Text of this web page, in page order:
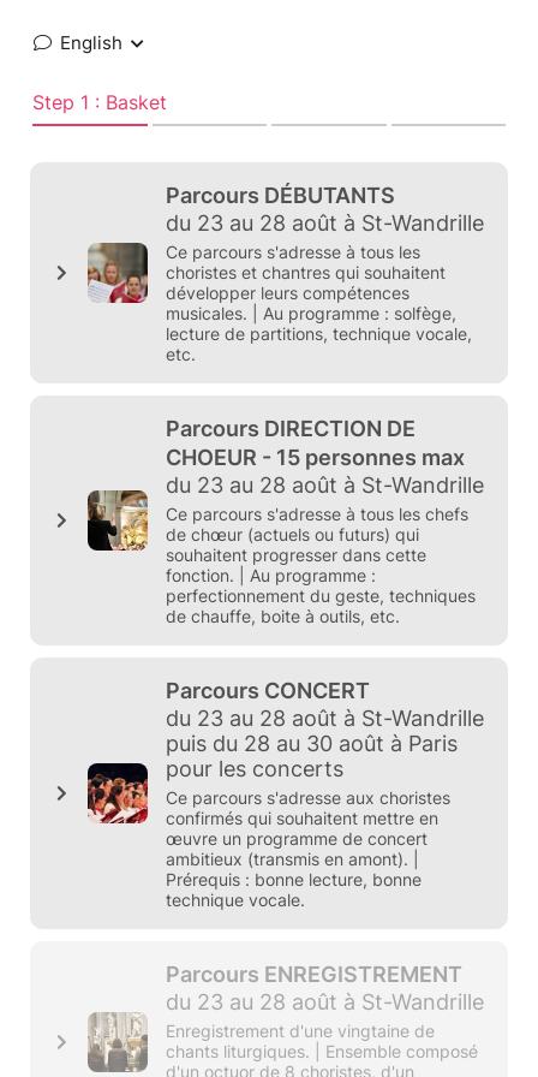
English
Step 1 : Basket
Parcours DÉBUTANTS
du 23 au 28 août à St-Wandrille
Ce parcours s'adresse à tous les
choristes et chantres qui souhaitent
développer leurs compétences
musicales. | Au programme : solfège,
lecture de partitions, technique vocale,
etc.
Parcours DIRECTION DE
CHOEUR - 15 personnes max
du 23 au 28 août à St-Wandrille
Ce parcours s'adresse à tous les chefs
de chœur (actuels ou futurs) qui
souhaitent progresser dans cette
fonction. | Au programme :
perfectionnement du geste, techniques
de chauffe, boite à outils, etc.
Parcours CONCERT
du 23 au 28 août à St-Wandrille
puis du 28 au 30 août à Paris
pour les concerts
Ce parcours s'adresse aux choristes
confirmés qui souhaitent mettre en
œuvre un programme de concert
ambitieux (transmis en amont). |
Prérequis : bonne lecture, bonne
technique vocale.
Parcours ENREGISTREMENT
du 23 au 28 août à St-Wandrille
Enregistrement d'une vingtaine de
chants liturgiques. | Ensemble composé
d'un octuor de 8 choristes, d'un